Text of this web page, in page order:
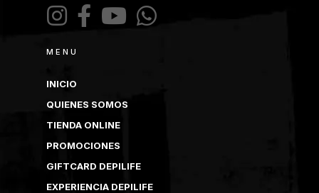
MENU
INICIO
QUIENES SOMOS
TIENDA ONLINE
PROMOCIONES
GIFTCARD DEPILIFE
EXPERIENCIA DEPILIFE